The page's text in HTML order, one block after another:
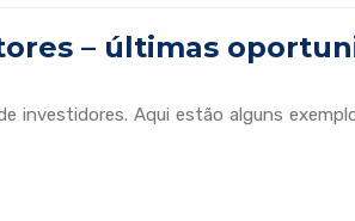
– últimas
investidores. Aqui estão alguns